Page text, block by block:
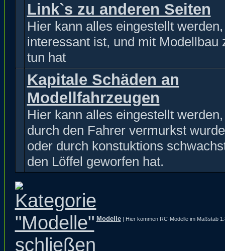
Link`s zu anderen Seiten
Hier kann alles eingestellt
interessant ist, und mit Modellbau
tun hat
Kapitale Schäden an
Modellfahrzeugen
Hier kann alles eingestellt
durch den Fahrer vermurkst
oder durch konstuktions
den Löffel geworfen hat.
Modelle| Hier kommen RC-Modelle im Maßstab